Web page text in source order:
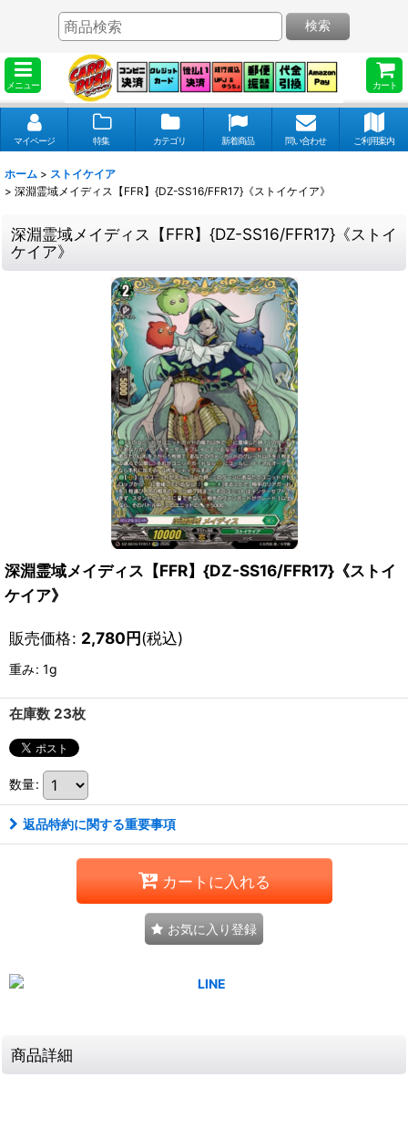
メニュー カート
検索
マイページ 特集 カテゴリ 新着商品 問い合わせ ご利用案内
ホーム > ストイケイア
> 深淵霊域メイディス【FFR】{DZ-SS16/FFR17}《ストイケイア》
深淵霊域メイディス【FFR】{DZ-SS16/FFR17}《ストイ
ケイア》
深淵霊域メイディス【FFR】{DZ-SS16/FFR17}《ストイ
ケイア》
販売価格: 2,780円(税込)
重み: 1g
在庫数 23枚
数量:
返品特約に関する重要事項
カートに入れる
お気に入り登録
商品詳細